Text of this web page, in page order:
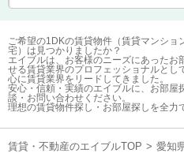
ご希望の1DKの賃貸物件（賃貸マンショ
宅）は見つかりましたか？
エイブルは、お客様のニーズにあったお
せる賃貸業界のプロフェッショナルとし
心に賃貸業界をリードしてきました。
安心・信頼・実績のエイブルに、お部屋
談・お問い合わせください。
理想の賃貸物件探し・お部屋探しを全力
賃貸・不動産のエイブルTOP > 愛知